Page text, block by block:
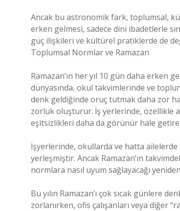
Ancak bu astronomik fark, toplumsal,
erken gelmesi, sadece dini ibadetlerle
güç ilişkileri ve kültürel pratiklerde de
Toplumsal Normlar ve Ramazan
Ramazan’ın her yıl 10 gün daha erken
dünyasında, okul takvimlerinde ve
denk geldiğinde oruç tutmak daha zor
zorluk oluşturur. İş yerlerinde, özellikle
eşitsizlikleri daha da görünür hale
İşyerlerinde, okullarda ve hatta
yerleşmiştir. Ancak Ramazan’ın
normlara nasıl uyum sağlayacağı
Bu yılın Ramazan’ı çok sıcak günlere
zorlanırken, ofis çalışanları veya diğer